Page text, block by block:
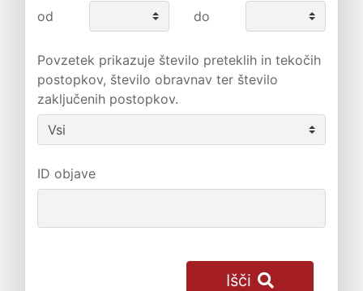
od
do
Povzetek prikazuje število preteklih in tekočih
postopkov, število obravnav ter število
zaključenih postopkov.
ID objave
Išči